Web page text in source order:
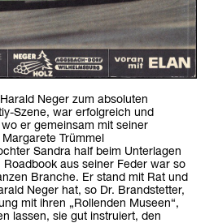
Neger zum absoluten
Szene, war erfolgreich und
er gemeinsam mit seiner
Trümmel
Sandra half beim Unterlagen
aus seiner Feder war so
Branche. Er stand mit Rat und
Neger hat, so Dr. Brandstetter,
mit ihren „Rollenden Museen“,
lassen, sie gut instruiert, den